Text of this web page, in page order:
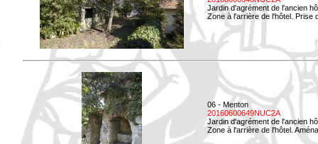
Jardin d'agrément de l'ancien
Zone à l'arrière de l'hôtel. Prise
06 - Menton
20160600649NUC2A
Jardin d'agrément de l'ancien
Zone à l'arrière de l'hôtel.